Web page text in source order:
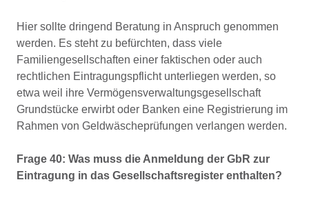
Hier sollte dringend Beratung in Anspruch genommen
werden. Es steht zu befürchten, dass viele
Familiengesellschaften einer faktischen oder auch
rechtlichen Eintragungspflicht unterliegen werden, so
etwa weil ihre Vermögensverwaltungsgesellschaft
Grundstücke erwirbt oder Banken eine Registrierung im
Rahmen von Geldwäscheprüfungen verlangen werden.
Frage 40: Was muss die Anmeldung der GbR zur
Eintragung in das Gesellschaftsregister enthalten?